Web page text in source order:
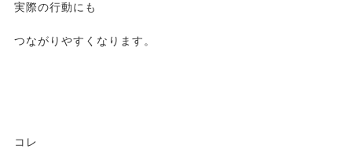
実際の行動にも
つながりやすくなります。
コレ